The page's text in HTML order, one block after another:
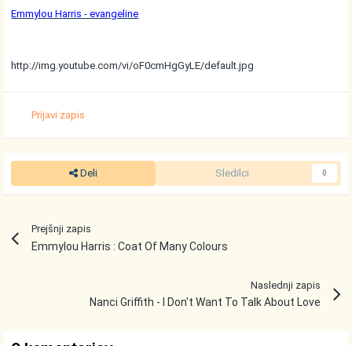
Emmylou Harris - evangeline
http://img.youtube.com/vi/oF0cmHgGyLE/default.jpg
Prijavi zapis
Deli Sledilci 0
Prejšnji zapis
Emmylou Harris : Coat Of Many Colours
Naslednji zapis
Nanci Griffith - I Don't Want To Talk About Love